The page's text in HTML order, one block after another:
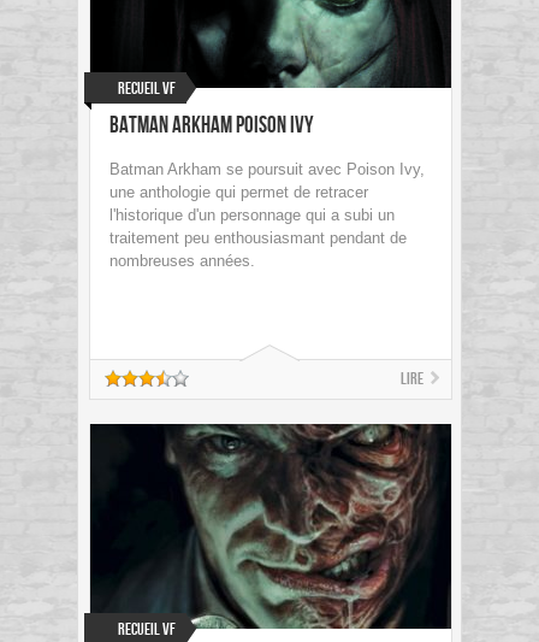
Recueil VF
Batman Arkham Poison Ivy
Batman Arkham se poursuit avec Poison Ivy,
une anthologie qui permet de retracer
l'historique d'un personnage qui a subi un
traitement peu enthousiasmant pendant de
nombreuses années.
Lire
Recueil VF